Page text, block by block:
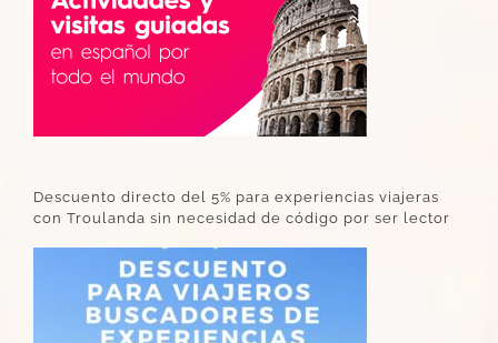
Descuento directo del 5% para experiencias viajeras
con Troulanda sin necesidad de código por ser lector